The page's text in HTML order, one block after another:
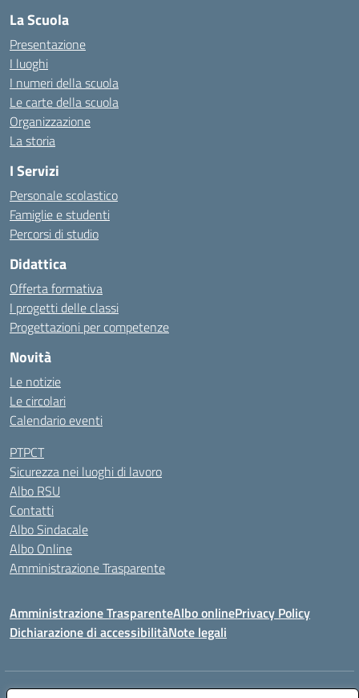
La Scuola
Presentazione
I luoghi
I numeri della scuola
Le carte della scuola
Organizzazione
La storia
I Servizi
Personale scolastico
Famiglie e studenti
Percorsi di studio
Didattica
Offerta formativa
I progetti delle classi
Progettazioni per competenze
Novità
Le notizie
Le circolari
Calendario eventi
PTPCT
Sicurezza nei luoghi di lavoro
Albo RSU
Contatti
Albo Sindacale
Albo Online
Amministrazione Trasparente
Amministrazione TrasparenteAlbo onlinePrivacy Policy
Dichiarazione di accessibilitàNote legali